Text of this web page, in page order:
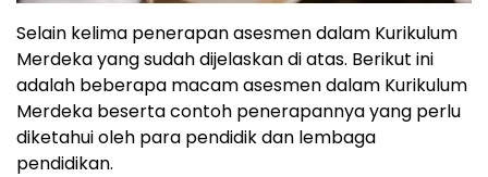
Selain kelima penerapan asesmen dalam Kurikulum
Merdeka yang sudah dijelaskan di atas. Berikut ini
adalah beberapa macam asesmen dalam Kurikulum
Merdeka beserta contoh penerapannya yang perlu
diketahui oleh para pendidik dan lembaga
pendidikan.